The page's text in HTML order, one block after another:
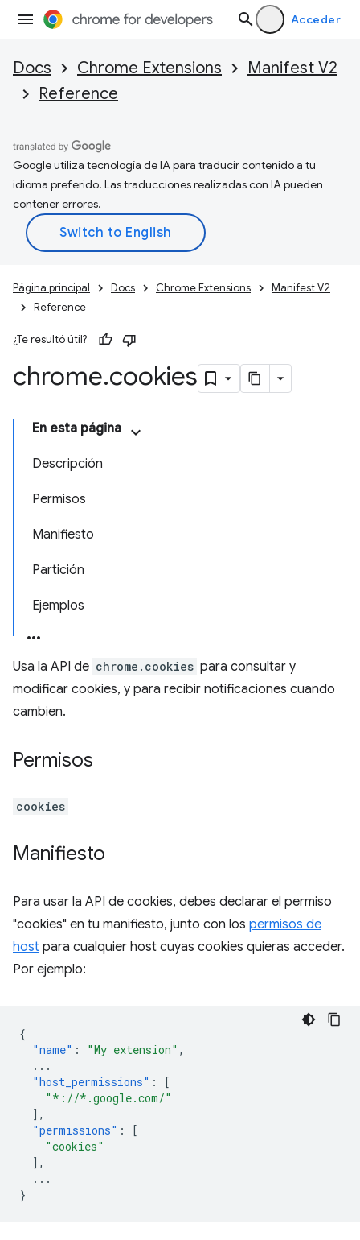
Acceder
Docs Chrome Extensions
Manifest V2
Reference
Google utiliza tecnología de IA para traducir contenido a tu
idioma preferido. Las traducciones realizadas con IA pueden
contener errores.
Página principal Docs Chrome Extensions
Manifest V2
Reference
¿Te resultó útil?
chrome.cookies
En esta página
Descripción
Permisos
Manifiesto
Partición
Ejemplos
Usa la API de chrome.cookies para consultar y
modificar cookies, y para recibir notificaciones cuando
cambien.
Permisos
cookies
Manifiesto
Para usar la API de cookies, debes declarar el permiso
"cookies" en tu manifiesto, junto con los permisos de
host para cualquier host cuyas cookies quieras acceder.
Por ejemplo:
{
"name" : "My extension" ,
...
"host_permissions" :
[
"*://*.google.com/"
],
"permissions" :
[
"cookies"
],
...
}